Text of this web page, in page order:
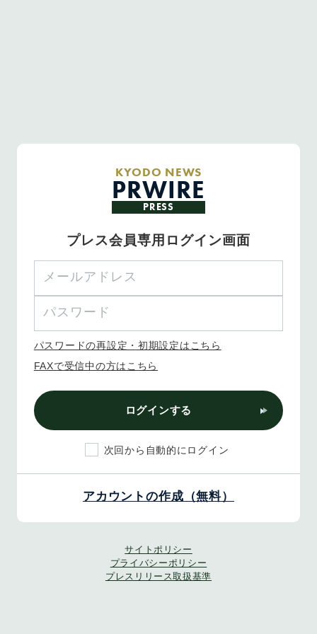
KYODO NEWS
PRWIRE
PRESS
プレス会員専用ログイン画面
パスワードの再設定・初期設定はこちら
FAXで受信中の方はこちら
ログインする
次回から自動的にログイン
アカウントの作成（無料）
サイトポリシー
プライバシーポリシー
プレスリリース取扱基準